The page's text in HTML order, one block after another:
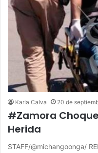
Karla Calva 20 de
#Zamora
Herida
STAFF/@michangoonga/